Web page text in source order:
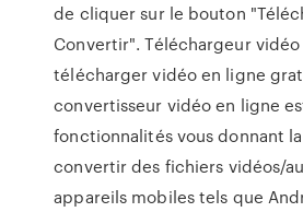
de cliquer sur le bouton
Convertir". Téléchargeur
télécharger vidéo en ligne
convertisseur vidéo en ligne
fonctionnalités vous donnant
convertir des fichiers vidéos/
appareils mobiles tels que